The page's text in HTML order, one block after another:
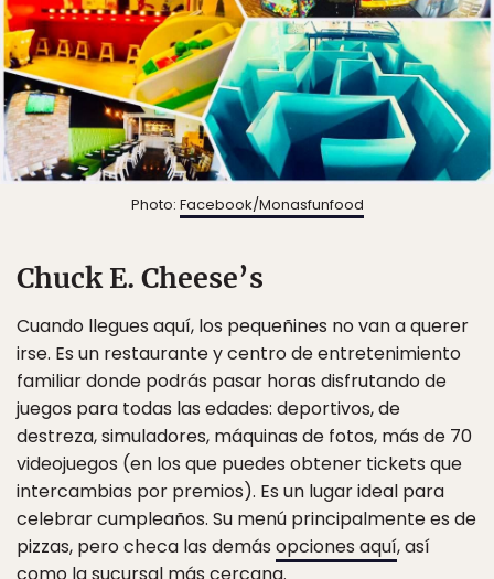
Photo: Facebook/Monasfunfood
Chuck E. Cheese’s
Cuando llegues aquí, los pequeñines no van a querer
irse. Es un restaurante y centro de entretenimiento
familiar donde podrás pasar horas disfrutando de
juegos para todas las edades: deportivos, de
destreza, simuladores, máquinas de fotos, más de 70
videojuegos (en los que puedes obtener tickets que
intercambias por premios). Es un lugar ideal para
celebrar cumpleaños. Su menú principalmente es de
pizzas, pero checa las demás opciones aquí, así